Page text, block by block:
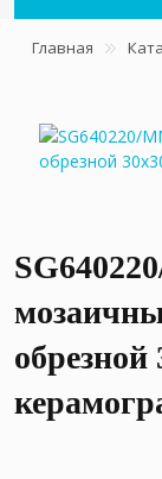
Главная
обрезной